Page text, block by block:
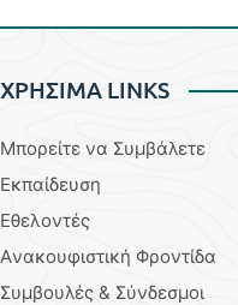
ΧΡΗΣΙΜΑ LINKS
Μπορείτε να Συμβάλετε
Εκπαίδευση
Εθελοντές
Aνακουφιστική Φροντίδα
Συμβουλές & Σύνδεσμοι